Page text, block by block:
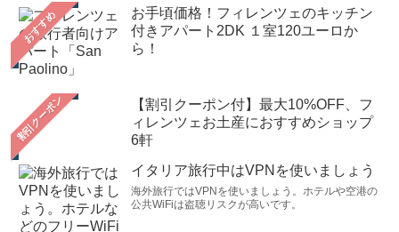
おすすめ
お手頃価格！フィレンツェのキッチン
付きアパート2DK １室120ユーロか
ら！
【割引クーポン付】最大10%OFF、フ
ィレンツェお土産におすすめショップ
6軒
イタリア旅行中はVPNを使いましょう
海外旅行ではVPNを使いましょう。ホテルや空港の
公共WiFiは盗聴リスクが高いです。